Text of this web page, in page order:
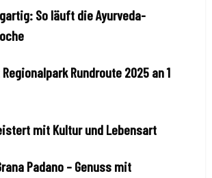
So läuft die Ayurveda-
Rundroute 2025 an 1
mit Kultur und Lebensart
Padano – Genuss mit